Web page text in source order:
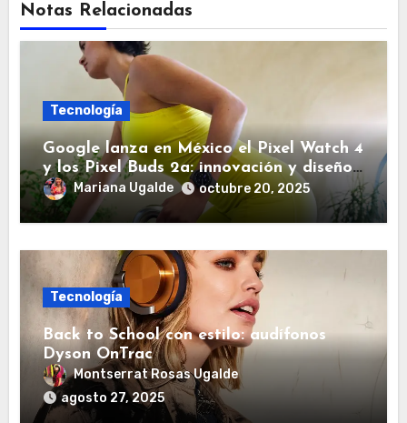
Notas Relacionadas
Tecnología
Google lanza en México el Pixel Watch 4
y los Pixel Buds 2a: innovación y diseño
al alcance de tu mano
Mariana Ugalde octubre 20, 2025
Tecnología
Back to School con estilo: audífonos
Dyson OnTrac
Montserrat Rosas Ugalde
agosto 27, 2025